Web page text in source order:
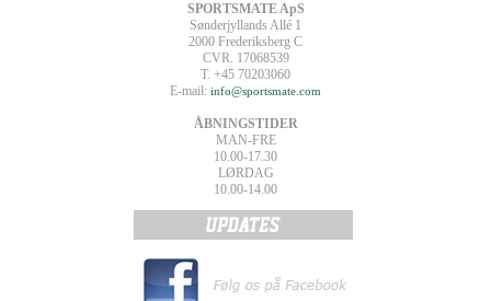
SPORTSMATE ApS
Sønderjyllands Allé 1
2000 Frederiksberg C
CVR. 17068539
T. +45 70203060
E-mail: info@sportsmate.com
ÅBNINGSTIDER
MAN-FRE
10.00-17.30
LØRDAG
10.00-14.00